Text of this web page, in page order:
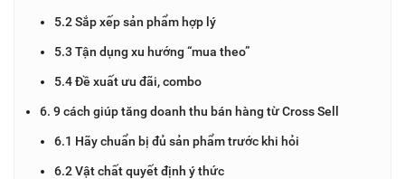
5.2 Sắp xếp sản phẩm hợp lý
5.3 Tận dụng xu hướng “mua theo”
5.4 Đề xuất ưu đãi, combo
6. 9 cách giúp tăng doanh thu bán hàng từ Cross Sell
6.1 Hãy chuẩn bị đủ sản phẩm trước khi hỏi
6.2 Vật chất quyết định ý thức